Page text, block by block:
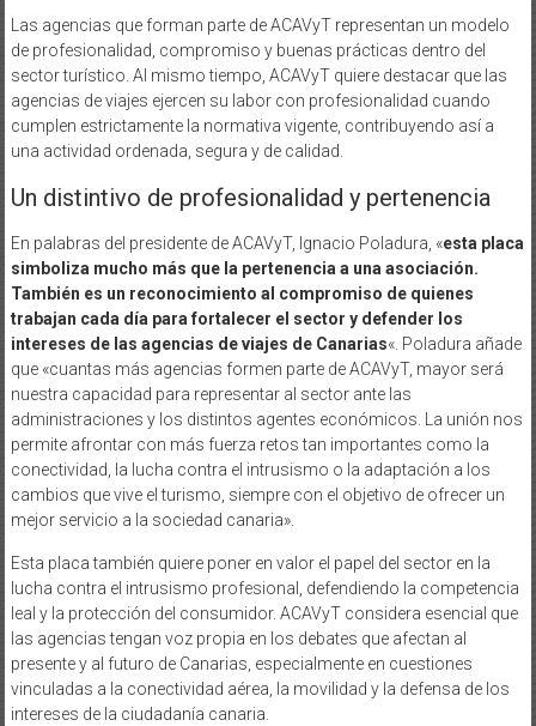
Las agencias que forman parte de ACAVyT representan un modelo
de profesionalidad, compromiso y buenas prácticas dentro del
sector turístico. Al mismo tiempo, ACAVyT quiere destacar que las
agencias de viajes ejercen su labor con profesionalidad cuando
cumplen estrictamente la normativa vigente, contribuyendo así a
una actividad ordenada, segura y de calidad.
Un distintivo de profesionalidad y pertenencia
En palabras del presidente de ACAVyT, Ignacio Poladura, «esta placa
simboliza mucho más que la pertenencia a una asociación.
También es un reconocimiento al compromiso de quienes
trabajan cada día para fortalecer el sector y defender los
intereses de las agencias de viajes de Canarias«. Poladura añade
que «cuantas más agencias formen parte de ACAVyT, mayor será
nuestra capacidad para representar al sector ante las
administraciones y los distintos agentes económicos. La unión nos
permite afrontar con más fuerza retos tan importantes como la
conectividad, la lucha contra el intrusismo o la adaptación a los
cambios que vive el turismo, siempre con el objetivo de ofrecer un
mejor servicio a la sociedad canaria».
Esta placa también quiere poner en valor el papel del sector en la
lucha contra el intrusismo profesional, defendiendo la competencia
leal y la protección del consumidor. ACAVyT considera esencial que
las agencias tengan voz propia en los debates que afectan al
presente y al futuro de Canarias, especialmente en cuestiones
vinculadas a la conectividad aérea, la movilidad y la defensa de los
intereses de la ciudadanía canaria.